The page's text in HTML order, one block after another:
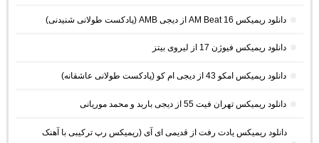
دانلود ریمیکس AM Beat 16 از دیجی AMB (پادکست طولانی شنیدنی)
دانلود ریمیکس فیوژن 17 از لیروی بیتز
دانلود ریمیکس امکو 43 از دیجی ام کو (پادکست طولانی عاشقانه)
دانلود ریمیکس تهران فیت 55 از دیجی باربد و محمد موریانی
دانلود ریمیکس یادت رفت از قدیمی ای آی (ریمیکس رپ ترکیبی با آهنک